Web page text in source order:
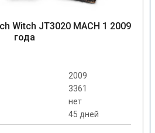
Witch JT3020 MACH 1 2009
года
2009
3361
нет
45 дней